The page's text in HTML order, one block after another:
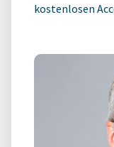
kostenlosen